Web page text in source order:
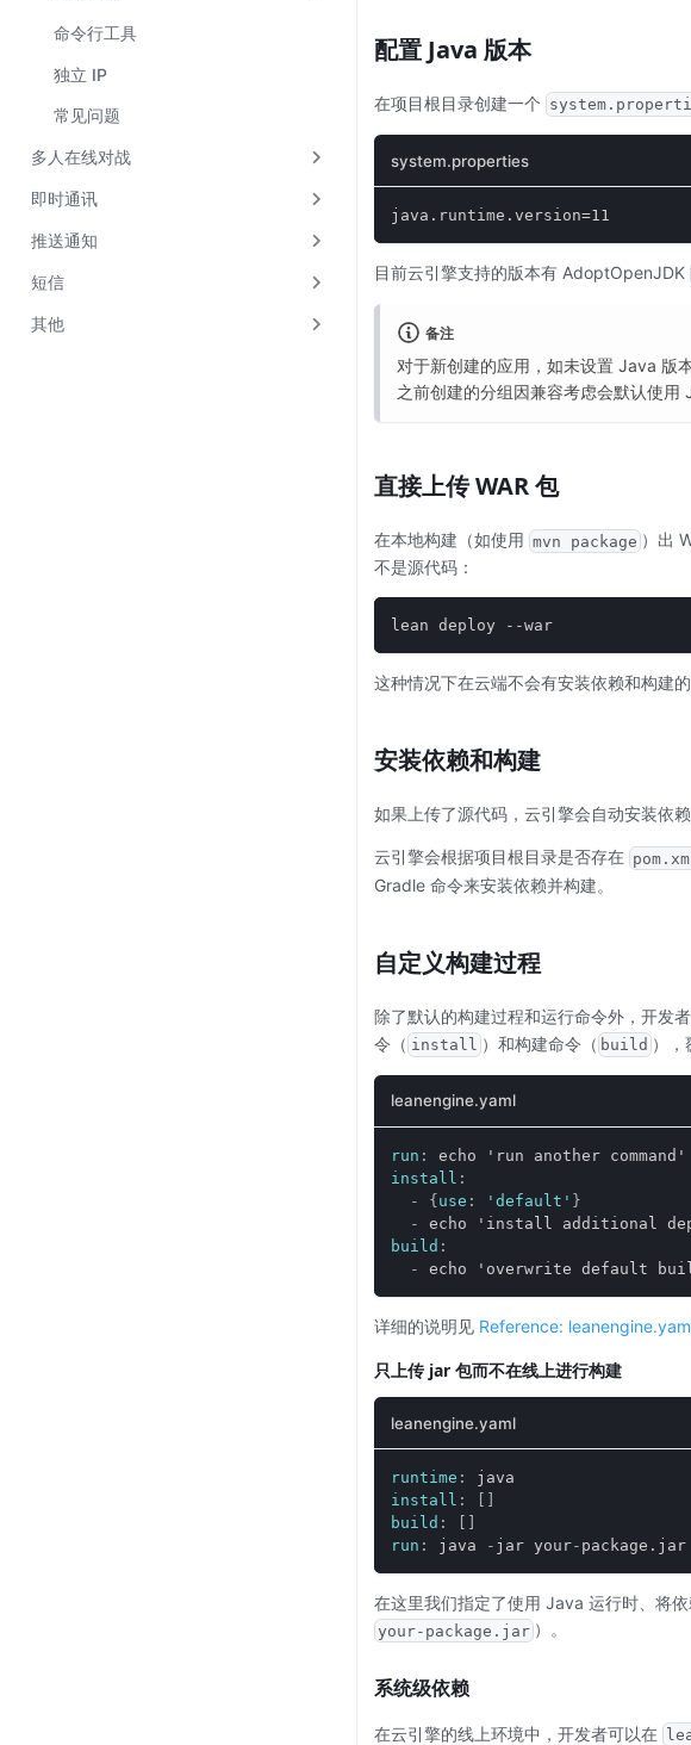
命令行工具
独立 IP
常见问题
多人在线对战
即时通讯
推送通知
短信
其他
配置 Java 版本
在项目根目录创建一个
system.properties
java.runtime.version=11
目前云引擎支持的版本有 AdoptOpenJDK
备注
对于新创建的应用， 如未设置 Java 版
之前创建的分组因兼容考虑会默认使用
直接上传 WAR 包
在本地构建（如使用 mvn package ）出
不是源代码：
lean deploy --war
这种情况下在云端不会有安装依赖和构建
安装依赖和构建
如果上传了源代码，云引擎会自动安装依赖
云引擎会根据项目根目录是否存在
Gradle 命令来安装依赖并构建。
自定义构建过程
除了默认的构建过程和运行命令外，开发
令（ install ）和构建命令（ build ），
leanengine.yaml
run :
echo 'run another command'
install :
-
{ use : 'default' }
-
echo 'install additional
build :
-
echo 'overwrite default
详细的说明见 Reference:
只上传 jar 包而不在线上进行构建
leanengine.yaml
runtime :
java
install :
build :
run : java - jar your- package.jar
在这里我们指定了使用 Java 运行时、将
your-package.jar）。
系统级依赖
在云引擎的线上环境中，开发者可以在